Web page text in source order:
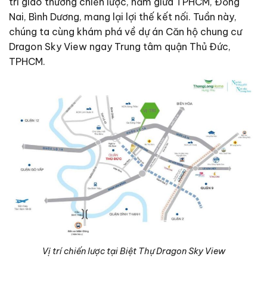
Nai, Bình Dương, mang lại lợi thế kết nối. Tuần này,
chúng ta cùng khám phá về dự án Căn hộ chung cư
Dragon Sky View ngay Trung tâm quận Thủ Đức,
TPHCM.
Vị trí chiến lược tại Biệt Thự Dragon Sky View